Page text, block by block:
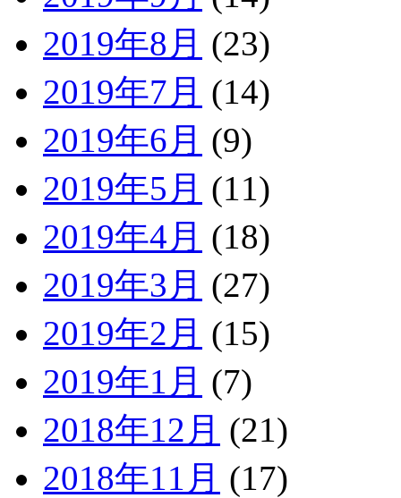
2019年8月 (23)
2019年7月 (14)
2019年6月 (9)
2019年5月 (11)
2019年4月 (18)
2019年3月 (27)
2019年2月 (15)
2019年1月 (7)
2018年12月 (21)
2018年11月 (17)